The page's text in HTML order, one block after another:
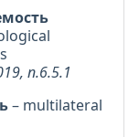
п.6.5.1
– multilateral